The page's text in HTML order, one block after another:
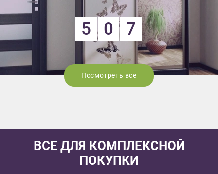
5 0 7
Посмотреть все
ВСЕ ДЛЯ КОМПЛЕКСНОЙ
ПОКУПКИ